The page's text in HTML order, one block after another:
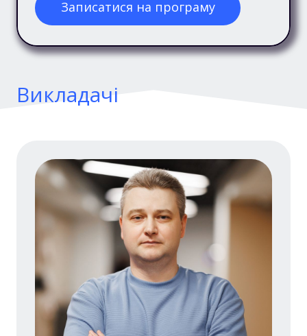
Записатися на програму
Викладачі